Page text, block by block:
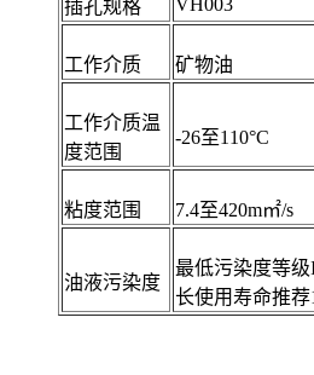
插孔规格 VH003
工作介质 矿物油
工作介质温
度范围
-26至110°C
粘度范围 7.4至420m㎡/s
油液污染度
最低污染度等级
长使用寿命推荐